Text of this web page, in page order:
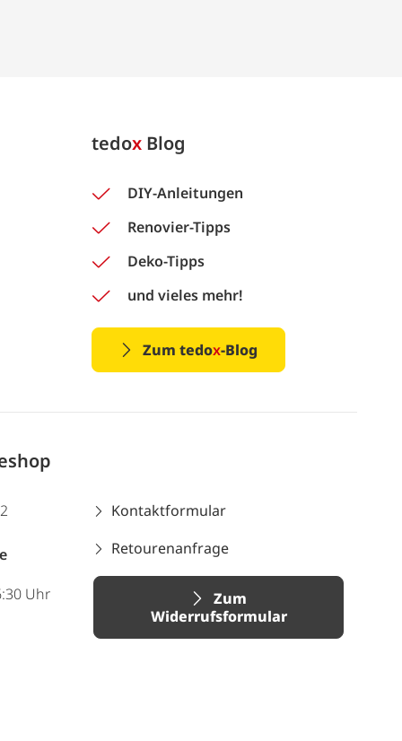
tedox Blog
DIY-Anleitungen
Renovier-Tipps
Deko-Tipps
und vieles mehr!
Zum tedox-Blog
Uhr
Kontaktformular
Retourenanfrage
Zum
Widerrufsformular